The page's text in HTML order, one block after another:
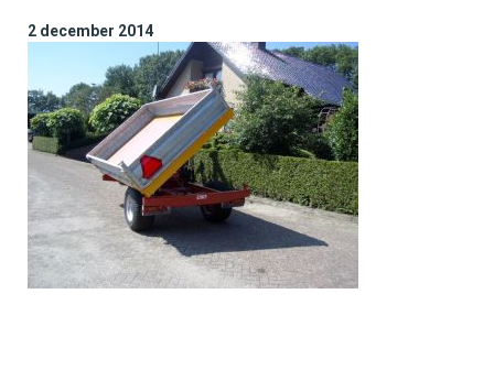
2 december 2014